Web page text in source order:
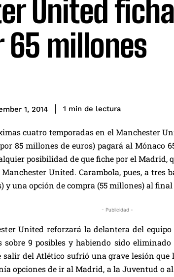
United
65 millones
1, 2014 1 min de lectura
cuatro temporadas en el Manchester
85 millones de euros) pagará al Mónaco
posibilidad de que fiche por el Madrid,
United. Carambola, pues, a tres
y una opción de compra (55 millones) al
- Publicidad -
United reforzará la delantera del
9 posibles y habiendo sido
salir del Atlético sufrió una grave lesión
opciones de ir al Madrid, a la Juventud o